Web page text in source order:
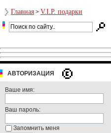
Главная > V.I.P. подарки
АВТОРИЗАЦИЯ
Ваше имя:
Ваш пароль:
Запомнить меня